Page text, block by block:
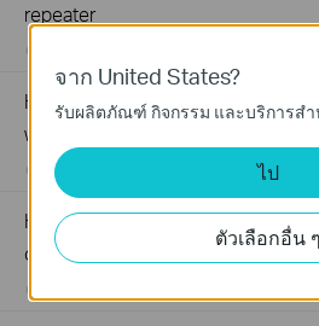
repeater
How to configure my TL-WA5110G
work on Client Mode
12-02-2025 views
How to adjust orientation of
coverage
จาก United States?
รับผลิตภัณฑ์ กิจกรรม และบริการส
ไป
ตัวเลือกอื่น ๆ